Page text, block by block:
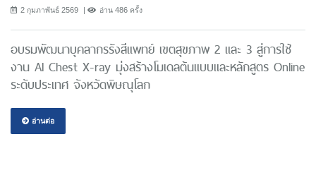
2 กุมภาพันธ์ 2569 อ่าน 486 ครั้ง
อบรมพัฒนาบุคลากรรังสีแพทย์ เขตสุขภาพ 2 และ 3 สู่การใช้
งาน AI Chest X-ray มุ่งสร้างโมเดลต้นแบบและหลักสูตร Online
ระดับประเทศ จังหวัดพิษณุโลก
อ่านต่อ